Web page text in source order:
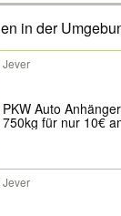
in der
Jever
PKW Auto
750kg für nur 10€
Jever